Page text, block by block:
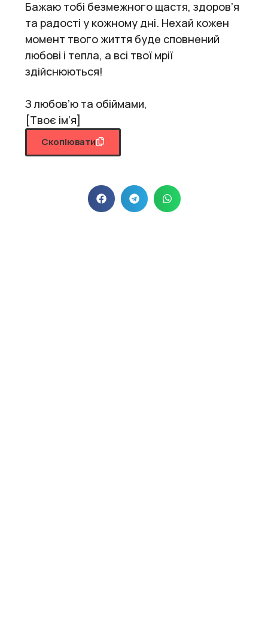
Бажаю тобі безмежного щастя, здоров’я
та радості у кожному дні. Нехай кожен
момент твого життя буде сповнений
любові і тепла, а всі твої мрії
здійснюються!
З любов’ю та обіймами,
[Твоє ім’я]
Скопіювати